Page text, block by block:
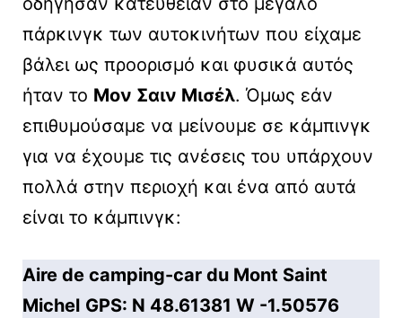
πάρκινγκ των αυτοκινήτων που είχαμε
βάλει ως προορισμό και φυσικά αυτός
ήταν το Μον Σαιν Μισέλ. Όμως εάν
επιθυμούσαμε να μείνουμε σε κάμπινγκ
για να έχουμε τις ανέσεις του υπάρχουν
πολλά στην περιοχή και ένα από αυτά
είναι το κάμπινγκ:
Aire de camping-car du Mont Saint
Michel GPS: N 48.61381 W -1.50576